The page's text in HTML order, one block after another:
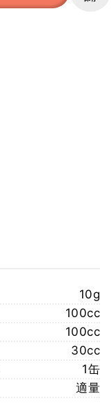
10g
100cc
100cc
30cc
1缶
適量